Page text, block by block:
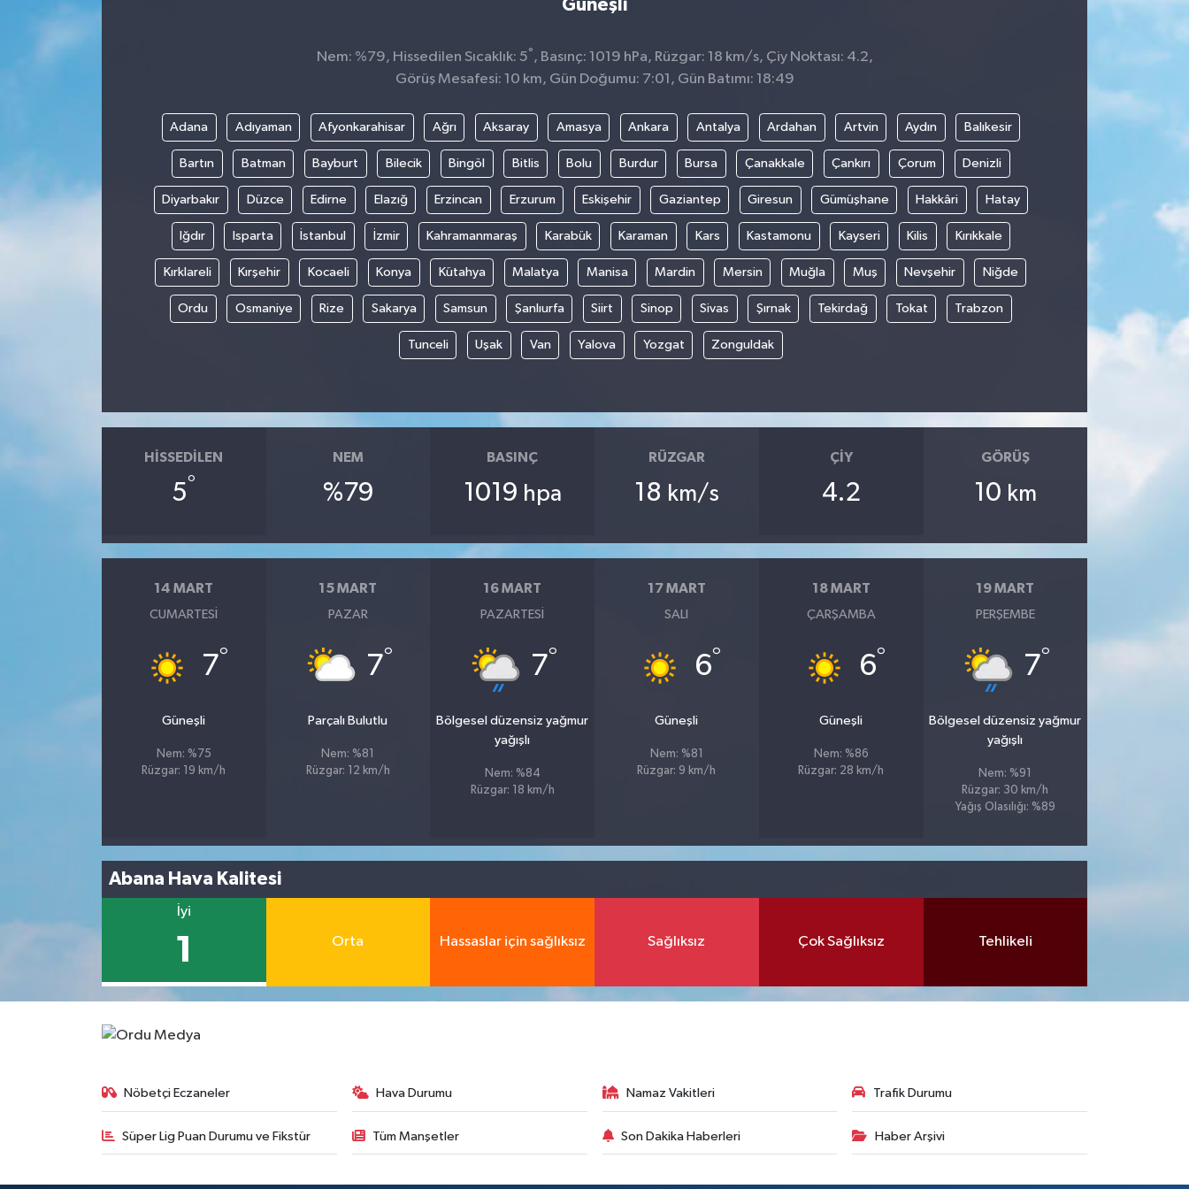
Güneşli
Nem: %79, Hissedilen Sıcaklık: 5° , Basınç: 1019 hPa, Rüzgar: 18 km/s, Çiy Noktası: 4.2,
Görüş Mesafesi: 10 km, Gün Doğumu: 7:01, Gün Batımı: 18:49
Adana Adıyaman Afyonkarahisar Ağrı Aksaray Amasya Ankara Antalya Ardahan Artvin Aydın Balıkesir
Bartın Batman Bayburt Bilecik Bingöl Bitlis Bolu Burdur Bursa Çanakkale Çankırı Çorum Denizli
Diyarbakır Düzce Edirne Elazığ Erzincan Erzurum Eskişehir Gaziantep Giresun Gümüşhane Hakkâri Hatay
Iğdır Isparta İstanbul İzmir Kahramanmaraş Karabük Karaman Kars Kastamonu Kayseri Kilis Kırıkkale
Kırklareli Kırşehir Kocaeli Konya Kütahya Malatya Manisa Mardin Mersin Muğla Muş Nevşehir Niğde
Ordu Osmaniye Rize Sakarya Samsun Şanlıurfa Siirt Sinop Sivas Şırnak Tekirdağ Tokat Trabzon
Tunceli Uşak Van Yalova Yozgat Zonguldak
HISSEDILEN
5°
NEM
%79
BASINÇ
1019 hpa
RÜZGAR
18 km/s
ÇIY
4.2
GÖRÜŞ
10 km
14 MART
CUMARTESI
7°
Güneşli
Nem: %75
Rüzgar: 19 km/h
15 MART
PAZAR
7°
Parçalı Bulutlu
Nem: %81
Rüzgar: 12 km/h
16 MART
PAZARTESI
7°
Bölgesel düzensiz yağmur
yağışlı
Nem: %84
Rüzgar: 18 km/h
17 MART
SALI
6°
Güneşli
Nem: %81
Rüzgar: 9 km/h
18 MART
ÇARŞAMBA
6°
Güneşli
Nem: %86
Rüzgar: 28 km/h
19 MART
PERŞEMBE
7°
Bölgesel düzensiz yağmur
yağışlı
Nem: %91
Rüzgar: 30 km/h
Yağış Olasılığı: %89
Abana Hava Kalitesi
İyi
1 Orta Hassaslar için sağlıksız Sağlıksız Çok Sağlıksız Tehlikeli
Nöbetçi Eczaneler Hava Durumu Namaz Vakitleri Trafik Durumu
Süper Lig Puan Durumu ve Fikstür Tüm Manşetler Son Dakika Haberleri Haber Arşivi